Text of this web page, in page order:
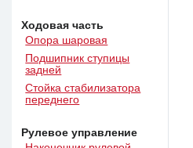
Ходовая часть
Опора шаровая
Подшипник ступицы
задней
Стойка стабилизатора
переднего
Рулевое управление